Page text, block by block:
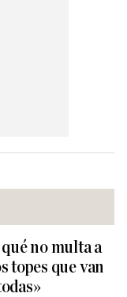
no multa a
topes que van